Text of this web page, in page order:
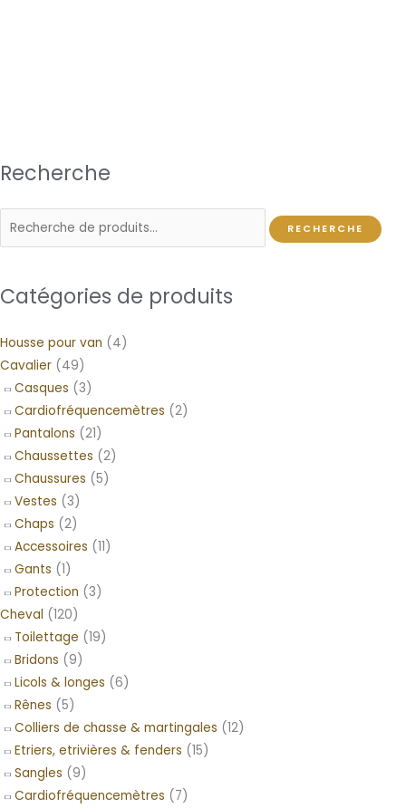
Recherche
RECHERCHE
Catégories de produits
Housse pour van (4)
Cavalier (49)
Casques (3)
Cardiofréquencemètres (2)
Pantalons (21)
Chaussettes (2)
Chaussures (5)
Vestes (3)
Chaps (2)
Accessoires (11)
Gants (1)
Protection (3)
Cheval (120)
Toilettage (19)
Bridons (9)
Licols & longes (6)
Rênes (5)
Colliers de chasse & martingales (12)
Etriers, etrivières & fenders (15)
Sangles (9)
Cardiofréquencemètres (7)